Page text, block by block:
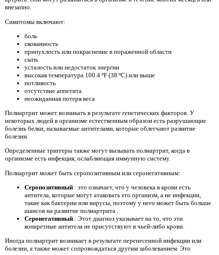
внезапно.
Симптомы включают:
боль
скованность
припухлость или покраснение в пораженной области
сыпь
усталость или недостаток энергии
высокая температура 100.4 ºF (38 ºC) или выше
потливость
отсутствие аппетита
неожиданная потеря веса
Полиартрит может возникать в результате генетических факторов. У
некоторых людей в организме естественным образом есть разрушающие
болезнь белки, называемые антителами, которые облегчают развитие
болезни.
Определенные триггеры также могут вызывать полиартрит, когда в
организме есть инфекция, ослабляющая иммунную систему.
Полиартрит может быть серопозитивным или серонегативным:
Серопозитивный : это означает, что у человека в крови есть
антитела, которые могут атаковать его организм, а не инфекции,
такие как бактерии или вирусы, поэтому у него может быть больше
шансов на развитие полиартрита .
Серонегативный : Этот диагноз указывает на то, что эти
конкретные антитела не присутствуют в чьей-либо крови.
Иногда полиартрит возникает в результате перенесенной инфекции или
болезни, а также может сопровождаться другим заболеванием. Это